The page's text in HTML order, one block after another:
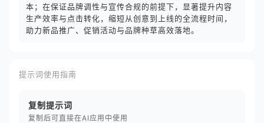
本；在保证品牌调性与宣传合规的前提下，显著提升内容
生产效率与点击转化，缩短从创意到上线的全流程时间，
助力新品推广、促销活动与品牌种草高效落地。
提示词使用指南
复制提示词
复制后可直接在AI应用中使用